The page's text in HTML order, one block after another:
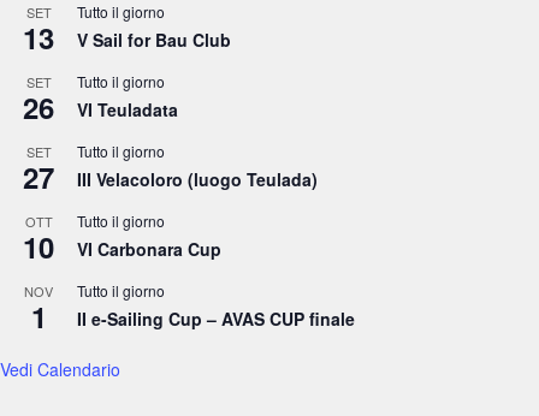
SET
13
Tutto il giorno
V Sail for Bau Club
SET
26
Tutto il giorno
VI Teuladata
SET
27
Tutto il giorno
III Velacoloro (luogo Teulada)
OTT
10
Tutto il giorno
VI Carbonara Cup
NOV
1
Tutto il giorno
II e-Sailing Cup – AVAS CUP finale
Vedi Calendario